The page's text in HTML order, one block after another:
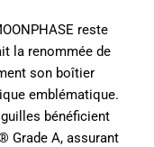
reste
la renommée de
son boîtier
emblématique.
bénéficient
Grade A, assurant